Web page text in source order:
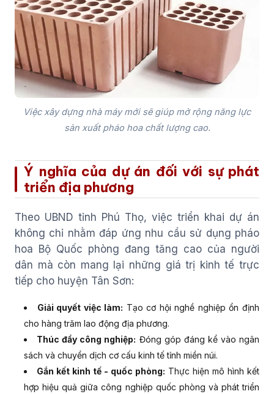
Việc xây dựng nhà máy mới sẽ giúp mở rộng năng lực
sản xuất pháo hoa chất lượng cao.
Ý nghĩa của dự án đối với sự phát
triển địa phương
Theo UBND tỉnh Phú Thọ, việc triển khai dự án
không chỉ nhằm đáp ứng nhu cầu sử dụng pháo
hoa Bộ Quốc phòng đang tăng cao của người
dân mà còn mang lại những giá trị kinh tế trực
tiếp cho huyện Tân Sơn:
Giải quyết việc làm: Tạo cơ hội nghề nghiệp ổn định
cho hàng trăm lao động địa phương.
Thúc đẩy công nghiệp: Đóng góp đáng kể vào ngân
sách và chuyển dịch cơ cấu kinh tế tỉnh miền núi.
Gắn kết kinh tế - quốc phòng: Thực hiện mô hình kết
hợp hiệu quả giữa công nghiệp quốc phòng và phát triển